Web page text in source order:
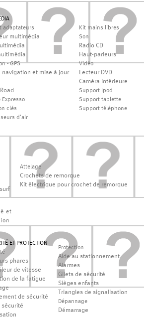
adaptateurs
multimédia
- GPS
navigation et mise à jour
Expresso
clés
d'air
Kit mains libres
Son
Radio CD
Haut-parleurs
Vidéo
Lecteur DVD
Caméra intérieure
Support Ipod
Support tablette
Support téléphone
Attelage
Crochets de remorque
Kit électrique pour crochet de remorque
et
ET PROTECTION
phares
de vitesse
de la fatigue
de sécurité
sécurité
Protection
Aide au stationnement
Alarmes
Gilets de sécurité
Sièges enfants
Triangles de signalisation
Dépannage
Démarrage